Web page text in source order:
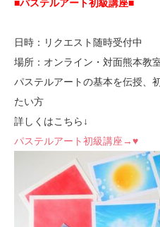
■パステルアート初級講座■
日時：リクエスト随時受付中
場所：オンライン・対面熊本教
パステルアートの基本を伝授、
たい方
詳しくはこちら↓
パステルアート初級講座→♥